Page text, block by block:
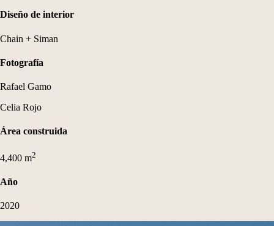
Diseño de interior
Chain + Siman
Fotografía
Rafael Gamo
Celia Rojo
Área construida
4,400 m2
Año
2020